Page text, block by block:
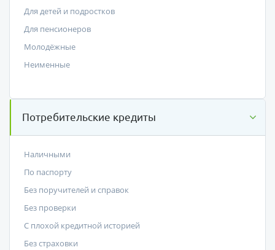
Для детей и подростков
Для пенсионеров
Молодёжные
Неименные
Потребительские кредиты
Наличными
По паспорту
Без поручителей и справок
Без проверки
С плохой кредитной историей
Без страховки